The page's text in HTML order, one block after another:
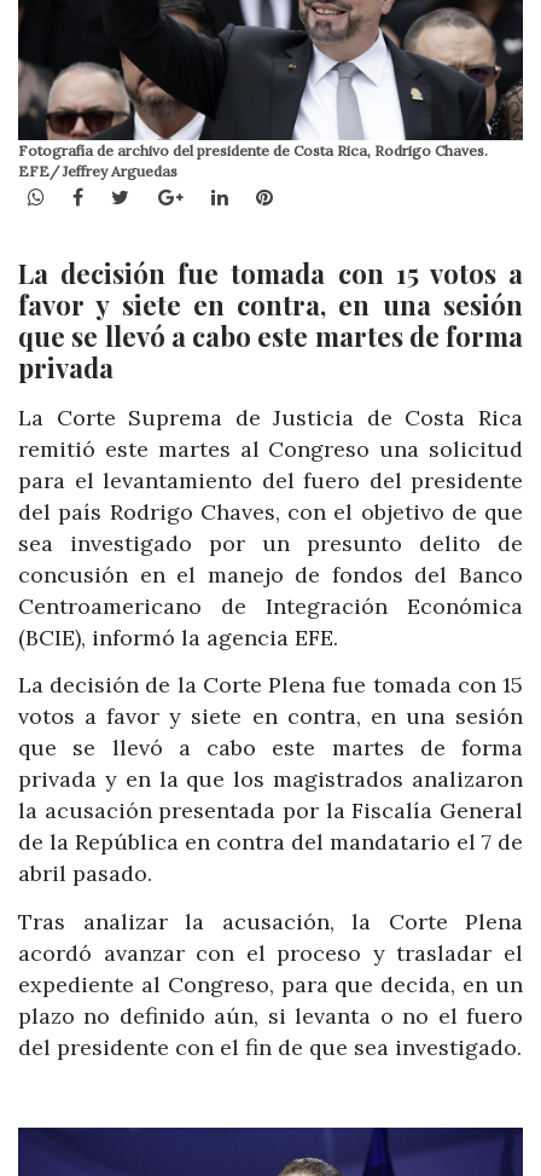
Fotografía de archivo del presidente de Costa Rica, Rodrigo Chaves.
EFE/ Jeffrey Arguedas
WhatsApp
Facebook
TwitterGoogle+LinkedInPinterest
La decisión fue tomada con 15 votos a
favor y siete en contra, en una sesión
que se llevó a cabo este martes de forma
privada
La Corte Suprema de Justicia de Costa Rica
remitió este martes al Congreso una solicitud
para el levantamiento del fuero del presidente
del país Rodrigo Chaves, con el objetivo de que
sea investigado por un presunto delito de
concusión en el manejo de fondos del Banco
Centroamericano de Integración Económica
(BCIE), informó la agencia EFE.
La decisión de la Corte Plena fue tomada con 15
votos a favor y siete en contra, en una sesión
que se llevó a cabo este martes de forma
privada y en la que los magistrados analizaron
la acusación presentada por la Fiscalía General
de la República en contra del mandatario el 7 de
abril pasado.
Tras analizar la acusación, la Corte Plena
acordó avanzar con el proceso y trasladar el
expediente al Congreso, para que decida, en un
plazo no definido aún, si levanta o no el fuero
del presidente con el fin de que sea investigado.